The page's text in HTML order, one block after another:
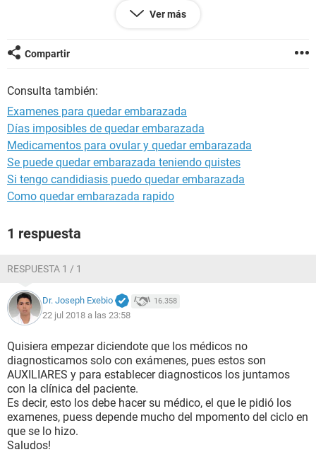
Leptina 4.4
cabergolina para nivelar la prolactina. y poder quedar
embarazada.
Perfil realizado este mes el dia 14-07-2018 en el dia 3 del
ciclo
LH 3.21
FSH 7,41
Estradiol 183
TSH 1,78
Progesterona 12.06 en el dia 21
puedo quedar embarazada?
Ver más
Compartir
Consulta también:
Examenes para quedar embarazada
Días imposibles de quedar embarazada
Medicamentos para ovular y quedar embarazada
Se puede quedar embarazada teniendo quistes
Si tengo candidiasis puedo quedar embarazada
Como quedar embarazada rapido
1 respuesta
RESPUESTA 1 / 1
Dr. Joseph Exebio 16.358
22 jul 2018 a las 23:58
Quisiera empezar diciendote que los médicos no
diagnosticamos solo con exámenes, pues estos son
AUXILIARES y para establecer diagnosticos los juntamos
con la clínica del paciente.
Es decir, esto los debe hacer su médico, el que le pidió los
examenes, puess depende mucho del mpomento del ciclo en
que se lo hizo.
Saludos!